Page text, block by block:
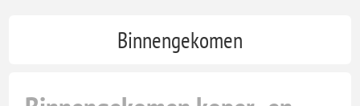
Binnengekomen